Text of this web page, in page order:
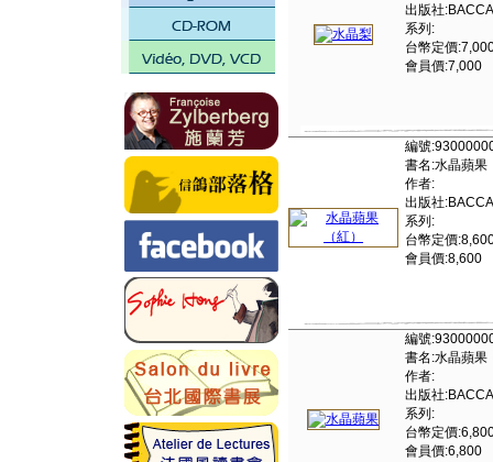
出版社
系列:
台幣定價
會員價:7,000
編號
書名:水晶蘋果
作者:
出版社
系列:
台幣定價
會員價:8,600
編號
書名:水晶蘋果
作者:
出版社
系列:
台幣定價
會員價:6,800